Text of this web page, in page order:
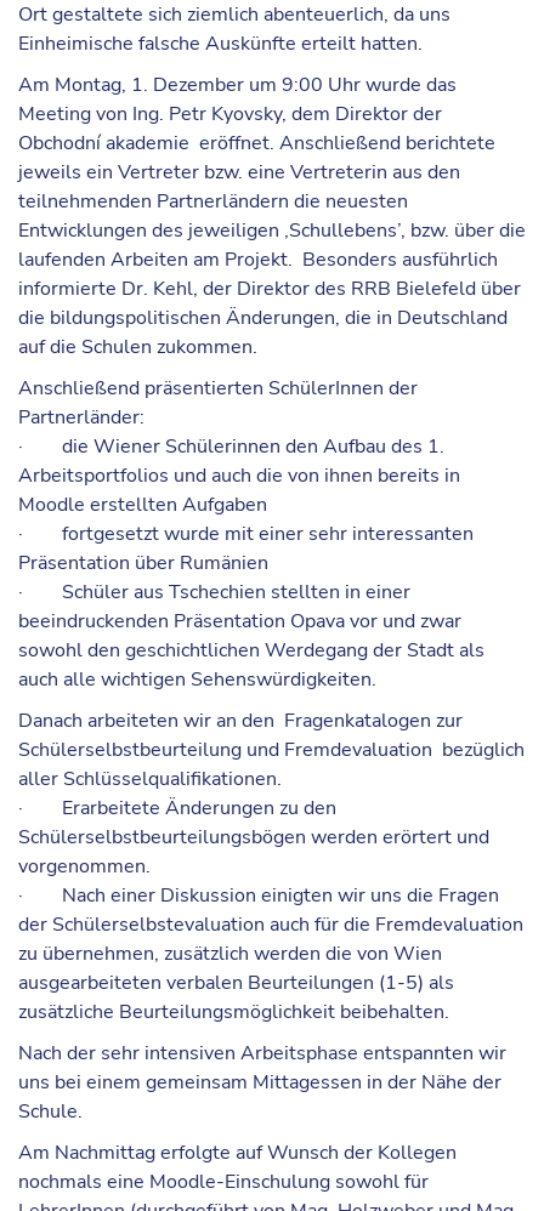
Ort gestaltete sich ziemlich abenteuerlich, da uns
Einheimische falsche Auskünfte erteilt hatten.
Am Montag, 1. Dezember um 9:00 Uhr wurde das
Meeting von Ing. Petr Kyovsky, dem Direktor der
Obchodní akademie eröffnet. Anschließend berichtete
jeweils ein Vertreter bzw. eine Vertreterin aus den
teilnehmenden Partnerländern die neuesten
Entwicklungen des jeweiligen ‚Schullebens’, bzw. über die
laufenden Arbeiten am Projekt. Besonders ausführlich
informierte Dr. Kehl, der Direktor des RRB Bielefeld über
die bildungspolitischen Änderungen, die in Deutschland
auf die Schulen zukommen.
Anschließend präsentierten SchülerInnen der
Partnerländer:
· die Wiener Schülerinnen den Aufbau des 1.
Arbeitsportfolios und auch die von ihnen bereits in
Moodle erstellten Aufgaben
· fortgesetzt wurde mit einer sehr interessanten
Präsentation über Rumänien
· Schüler aus Tschechien stellten in einer
beeindruckenden Präsentation Opava vor und zwar
sowohl den geschichtlichen Werdegang der Stadt als
auch alle wichtigen Sehenswürdigkeiten.
Danach arbeiteten wir an den Fragenkatalogen zur
Schülerselbstbeurteilung und Fremdevaluation bezüglich
aller Schlüsselqualifikationen.
· Erarbeitete Änderungen zu den
Schülerselbstbeurteilungsbögen werden erörtert und
vorgenommen.
· Nach einer Diskussion einigten wir uns die Fragen
der Schülerselbstevaluation auch für die Fremdevaluation
zu übernehmen, zusätzlich werden die von Wien
ausgearbeiteten verbalen Beurteilungen (1-5) als
zusätzliche Beurteilungsmöglichkeit beibehalten.
Nach der sehr intensiven Arbeitsphase entspannten wir
uns bei einem gemeinsam Mittagessen in der Nähe der
Schule.
Am Nachmittag erfolgte auf Wunsch der Kollegen
nochmals eine Moodle-Einschulung sowohl für